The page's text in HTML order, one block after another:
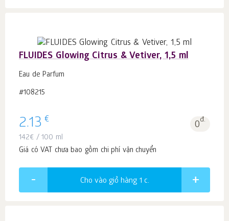
FLUIDES Glowing Citrus & Vetiver, 1,5 ml
Eau de Parfum
#108215
2.13 € 0đ.
142€ / 100 ml
Giá có VAT chưa bao gồm chi phí vận chuyển
Cho vào giỏ hàng 1 c.